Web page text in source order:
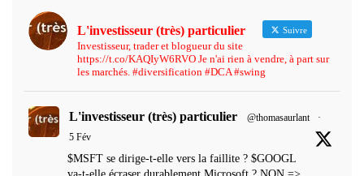
L'investisseur (très) particulier Suivre
Investisseur, trader et blogueur du site
https://t.co/KAQIyW6RVO Je n'ai rien à vendre, à part sur
les marchés. #diversification #DCA #swing
L'investisseur (très) particulier @thomasaurlant
·
5 Fév
$MSFT se dirige-t-elle vers la faillite ? $GOOGL